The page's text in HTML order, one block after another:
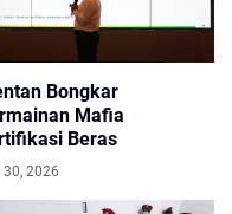
Bongkar
Mafia
Beras
2026